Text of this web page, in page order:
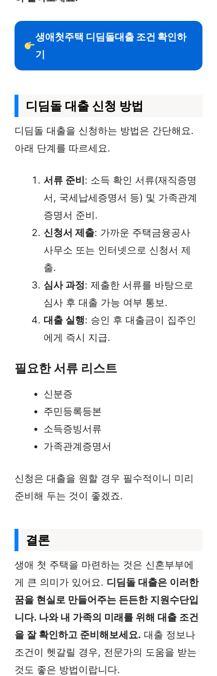
생애첫주택 디딤돌대출 조건 확인하
기
디딤돌 대출 신청 방법
디딤돌 대출을 신청하는 방법은 간단해요.
아래 단계를 따르세요.
서류 준비: 소득 확인 서류(재직증명
서, 국세납세증명서 등) 및 가족관계
증명서 준비.
신청서 제출: 가까운 주택금융공사
사무소 또는 인터넷으로 신청서 제
출.
심사 과정: 제출한 서류를 바탕으로
심사 후 대출 가능 여부 통보.
대출 실행: 승인 후 대출금이 집주인
에게 즉시 지급.
필요한 서류 리스트
신분증
주민등록등본
소득증빙서류
가족관계증명서
신청은 대출을 원할 경우 필수적이니 미리
준비해 두는 것이 좋겠죠.
결론
생애 첫 주택을 마련하는 것은 신혼부부에
게 큰 의미가 있어요. 디딤돌 대출은 이러한
꿈을 현실로 만들어주는 든든한 지원수단입
니다. 나와 내 가족의 미래를 위해 대출 조건
을 잘 확인하고 준비해보세요. 대출 정보나
조건이 헷갈릴 경우, 전문가의 도움을 받는
것도 좋은 방법이랍니다.